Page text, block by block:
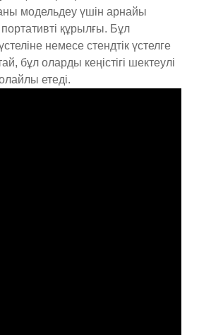
модельдеу үшін арнайы
құрылғы. Бұл
немесе стендтік үстелге
бұл оларды кеңістігі шектеулі
етеді.